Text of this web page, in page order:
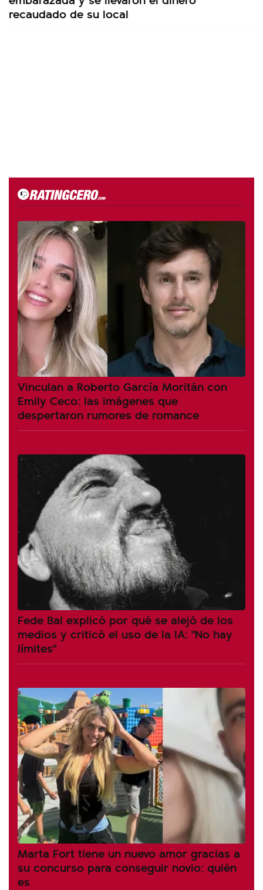
recaudado de su local
Vinculan a Roberto García Moritán con
Emily Ceco: las imágenes que
despertaron rumores de romance
Fede Bal explicó por qué se alejó de los
medios y criticó el uso de la IA: "No hay
límites"
Marta Fort tiene un nuevo amor gracias a
su concurso para conseguir novio: quién
es